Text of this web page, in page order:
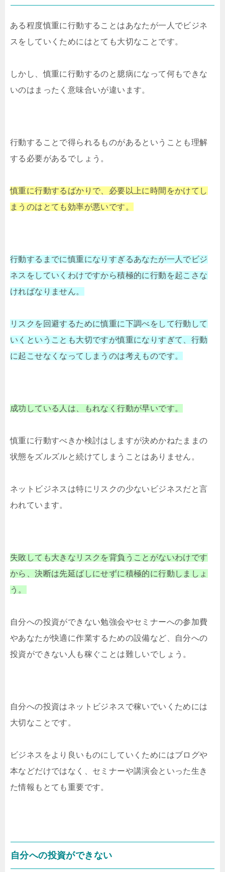
ある程度慎重に行動することはあなたが一人でビジネ
スをしていくためにはとても大切なことです。
しかし、慎重に行動するのと臆病になって何もできな
いのはまったく意味合いが違います。
行動することで得られるものがあるということも理解
する必要があるでしょう。
慎重に行動するばかりで、必要以上に時間をかけてし
まうのはとても効率が悪いです。
行動するまでに慎重になりすぎるあなたが一人でビジ
ネスをしていくわけですから積極的に行動を起こさな
ければなりません。
リスクを回避するために慎重に下調べをして行動して
いくということも大切ですが慎重になりすぎて、行動
に起こせなくなってしまうのは考えものです。
成功している人は、もれなく行動が早いです。
慎重に行動すべきか検討はしますが決めかねたままの
状態をズルズルと続けてしまうことはありません。
ネットビジネスは特にリスクの少ないビジネスだと言
われています。
失敗しても大きなリスクを背負うことがないわけです
から、決断は先延ばしにせずに積極的に行動しましょ
う。
自分への投資ができない勉強会やセミナーへの参加費
やあなたが快適に作業するための設備など、自分への
投資ができない人も稼ぐことは難しいでしょう。
自分への投資はネットビジネスで稼いでいくためには
大切なことです。
ビジネスをより良いものにしていくためにはブログや
本などだけではなく、セミナーや講演会といった生き
た情報もとても重要です。
自分への投資ができない